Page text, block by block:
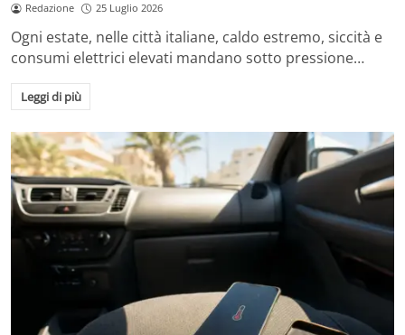
Redazione 25 Luglio 2026
Ogni estate, nelle città italiane, caldo estremo, siccità e
consumi elettrici elevati mandano sotto pressione…
Leggi di più